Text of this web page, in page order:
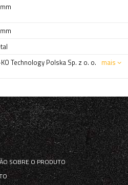
Technology Polska Sp. z o. o. mais
SOBRE O PRODUTO